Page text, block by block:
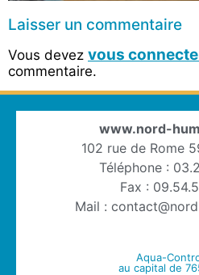
Laisser un commentaire
Vous devez vous
commentaire.
www.nord-
102 rue de Rome
Téléphone :
Fax :
Mail :
Aqua-
au capital de